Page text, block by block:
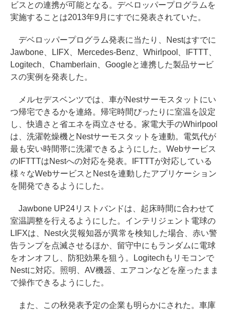
ビスとの連携が可能となる。デベロッパープログラムを
実施することは2013年9月にすでに発表されていた。
デベロッパープログラム発表に当たり、Nestはすでに
Jawbone、LIFX、Mercedes-Benz、Whirlpool、IFTTT、
Logitech、Chamberlain、Googleと連携した製品サービ
スの実例を発表した。
メルセデスベンツでは、車がNestサーモスタットにい
つ帰宅できるかを連絡。帰宅時間ぴったりに室温を設定
し、快適さと省エネを両立させる。家電大手のWhirlpool
は、洗濯乾燥機とNestサーモスタットを連動。電気代が
最も安い時間帯に洗濯できるようにした。Webサービス
のIFTTTはNestへの対応を発表。IFTTTが対応している
様々なWebサービスとNestを連動したアプリケーション
を開発できるようにした。
Jawbone UP24リストバンドは、起床時間に合わせて
室温調整を行えるようにした。インテリジェント電球の
LIFXは、Nest火災報知器が異常を検知した場合、赤い警
告ランプを点滅させるほか、留守中にもランダムに電球
をオンオフし、防犯効果を狙う。Logitechもリモコンで
Nestに対応。照明、AV機器、エアコンなどを座ったまま
で操作できるようにした。
また、この秋発表予定の企業も明らかにされた。車庫